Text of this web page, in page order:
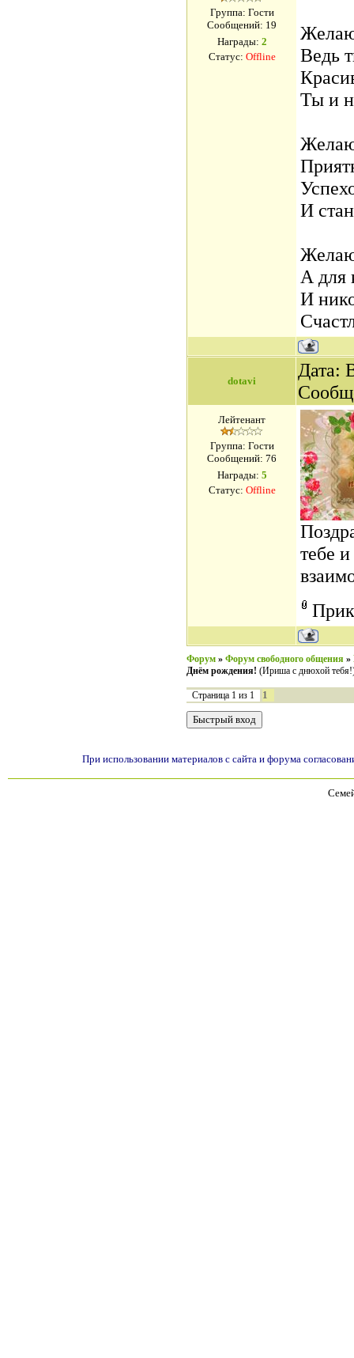
Группа: Гости
Сообщений: 19
Награды: 2
Статус: Offline
Ведь
Ты и
И
А для
И
dotavi
Дата:
Лейтенант
Группа: Гости
Сообщений: 76
Награды: 5
Статус: Offline
тебе
Форум » Форум свободного общения »
Днём рождения! (Ириша с днюхой
Страница 1 из 1 1
При использовании материалов с сайта и форума